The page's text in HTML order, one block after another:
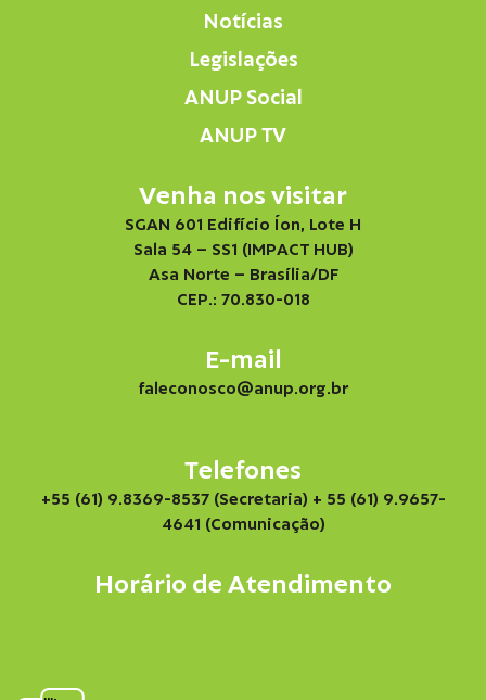
Notícias
Legislações
ANUP Social
ANUP TV
Venha nos visitar
SGAN 601 Edifício Íon, Lote H
Sala 54 – SS1 (IMPACT HUB)
Asa Norte – Brasília/DF
CEP.: 70.830-018
E-mail
faleconosco@anup.org.br
Telefones
+55 (61) 9.8369-8537 (Secretaria) + 55 (61) 9.9657-
4641 (Comunicação)
Horário de Atendimento